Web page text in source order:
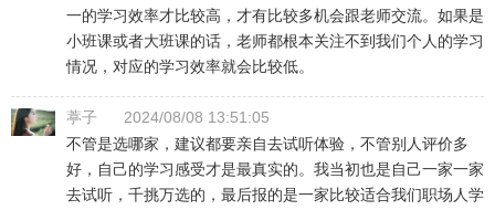
一的学习效率才比较高，才有比较多机会跟老师交流。如果是
小班课或者大班课的话，老师都根本关注不到我们个人的学习
情况，对应的学习效率就会比较低。
葶子
2024/08/08 13:51:05
不管是选哪家，建议都要亲自去试听体验，不管别人评价多
好，自己的学习感受才是最真实的。我当初也是自己一家一家
去试听，千挑万选的，最后报的是一家比较适合我们职场人学